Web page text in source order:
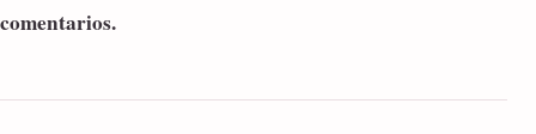
comentarios.